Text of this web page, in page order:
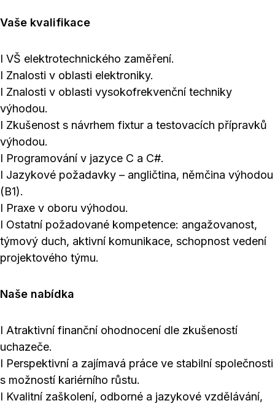
Vaše kvalifikace
I VŠ elektrotechnického zaměření.
I Znalosti v oblasti elektroniky.
I Znalosti v oblasti vysokofrekvenční techniky
výhodou.
I Zkušenost s návrhem fixtur a testovacích přípravků
výhodou.
I Programování v jazyce C a C#.
I Jazykové požadavky – angličtina, němčina výhodou
(B1).
I Praxe v oboru výhodou.
I Ostatní požadované kompetence: angažovanost,
týmový duch, aktivní komunikace, schopnost vedení
projektového týmu.
Naše nabídka
I Atraktivní finanční ohodnocení dle zkušeností
uchazeče.
I Perspektivní a zajímavá práce ve stabilní společnosti
s možností kariérního růstu.
I Kvalitní zaškolení, odborné a jazykové vzdělávání,